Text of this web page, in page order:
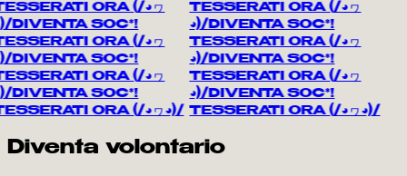
ORA(/◕ヮ
DIVENTA SOC*!
ORA(/◕ヮ
DIVENTA SOC*!
ORA(/◕ヮ
DIVENTA SOC*!
ORA(/◕ヮ◕)/
TESSERATI ORA(/◕ヮ
◕)/DIVENTA SOC*!
TESSERATI ORA(/◕ヮ
◕)/DIVENTA SOC*!
TESSERATI ORA(/◕ヮ
◕)/DIVENTA SOC*!
TESSERATI ORA(/◕ヮ◕)/
Diventa volontario